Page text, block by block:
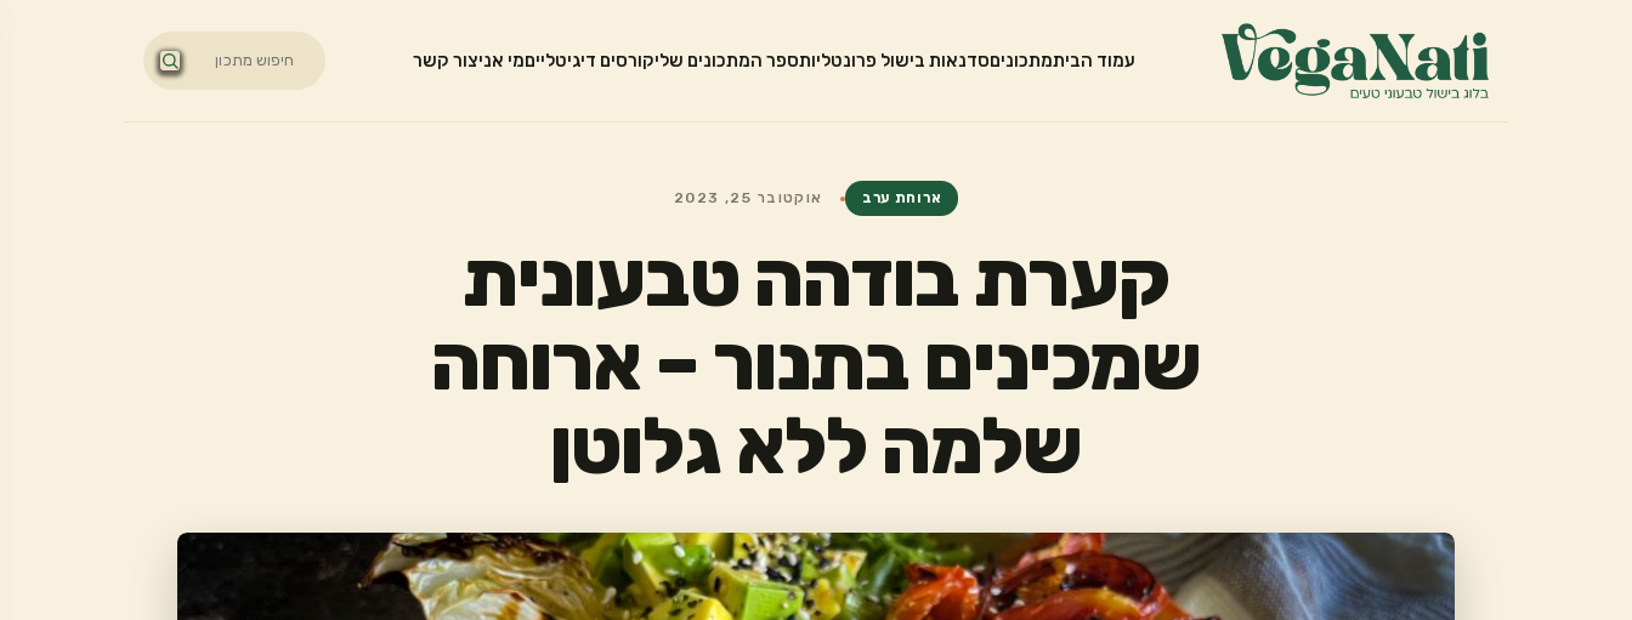
עמוד הביתמתכוניםסדנאות בישול פרונטליותספר המתכונים שליקורסים דיגיטלייםמי אניצור קשר
ארוחת ערב אוקטובר 25, 2023
קערת בודהה טבעונית
שמכינים בתנור – ארוחה
שלמה ללא גלוטן